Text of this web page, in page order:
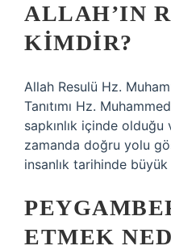
ALLAH’IN
KIMDIR?
Allah Resulü Hz.
Tanıtımı Hz.
sapkınlık içinde
zamanda doğru yolu
insanlık tarihinde büyük
ETMEK